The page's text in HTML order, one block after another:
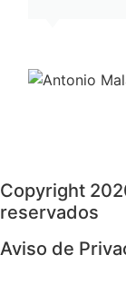
Copyright
reservados
Aviso de